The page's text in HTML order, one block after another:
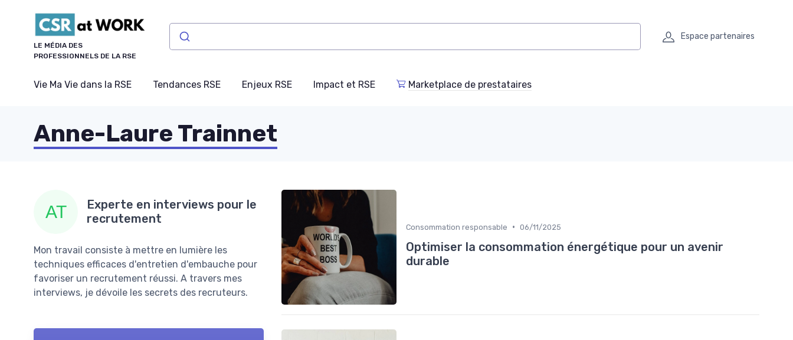
LE MÉDIA DES
PROFESSIONNELS DE LA RSE
Espace partenaires
Vie Ma Vie dans la RSE Tendances RSE Enjeux RSE Impact et RSE Marketplace de prestataires
Anne-Laure Trainnet
Experte en interviews pour le
recrutement
Mon travail consiste à mettre en lumière les
techniques efficaces d'entretien d'embauche pour
favoriser un recrutement réussi. A travers mes
interviews, je dévoile les secrets des recruteurs.
Consommation responsable • 06/11/2025
Optimiser la consommation énergétique pour un avenir
durable